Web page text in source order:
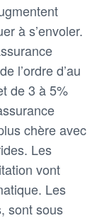
à s’envoler.
l’ordre d’au
de 3 à 5%
chère avec
Les
vont
Les
sont sous